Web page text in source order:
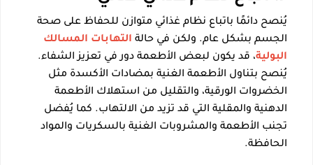
يُنصح دائمًا باتباع نظام غذائي متوازن للحفاظ على صحة
الجسم بشكل عام. ولكن في حالة التهابات المسالك
البولية، قد يكون لبعض الأطعمة دور في تعزيز الشفاء.
يُنصح بتناول الأطعمة الغنية بمضادات الأكسدة مثل
الخضروات الورقية، والتقليل من استهلاك الأطعمة
الدهنية والمقلية التي قد تزيد من الالتهاب. كما يُفضل
تجنب الأطعمة والمشروبات الغنية بالسكريات والمواد
الحافظة.